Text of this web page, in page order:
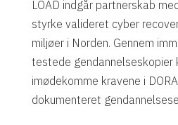
LOAD indgår partnerskab
styrke valideret cyber
miljøer i Norden. Gennem
testede gendannelseskopier
imødekomme kravene i
dokumenteret